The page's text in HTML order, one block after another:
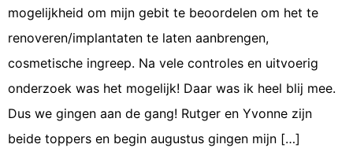
mogelijkheid om mijn gebit te beoordelen om het te
renoveren/implantaten te laten aanbrengen,
cosmetische ingreep. Na vele controles en uitvoerig
onderzoek was het mogelijk! Daar was ik heel blij mee.
Dus we gingen aan de gang! Rutger en Yvonne zijn
beide toppers en begin augustus gingen mijn […]